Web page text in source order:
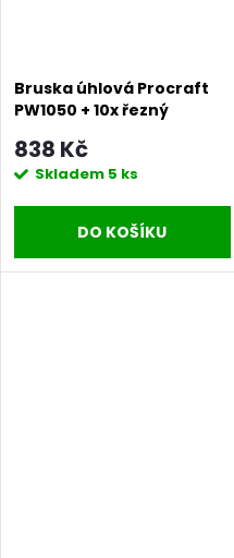
Bruska úhlová Procraft
PW1050 + 10x řezný
kotouč | SPW1050
838 Kč
Skladem 5 ks
DO KOŠÍKU